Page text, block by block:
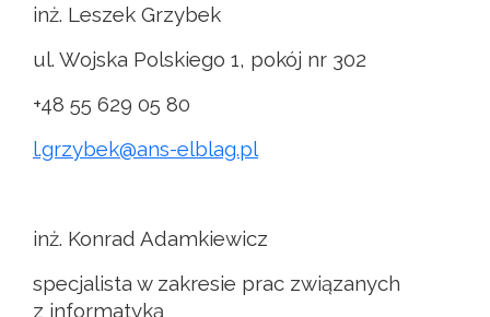
inż. Leszek Grzybek
ul. Wojska Polskiego 1, pokój nr 302
+48 55 629 05 80
l.grzybek@ans-elblag.pl
inż. Konrad Adamkiewicz
specjalista w zakresie prac związanych
z informatyką